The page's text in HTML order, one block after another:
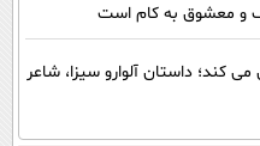
و معشوق به کام است
هنوز خلق می کند؛ داستان آلوارو سیزا، شاعر